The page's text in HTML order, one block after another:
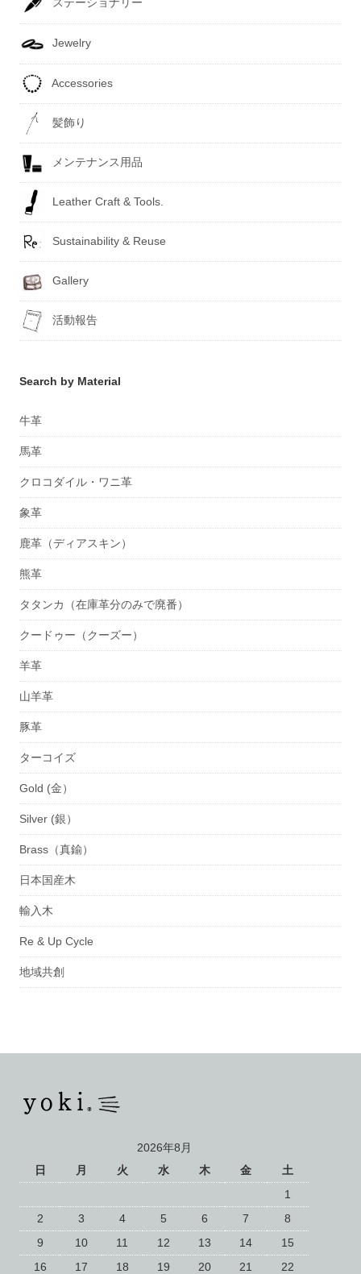
ステーショナリー
Jewelry
Accessories
髪飾り
メンテナンス用品
Leather Craft & Tools.
Sustainability & Reuse
Gallery
活動報告
Search by Material
牛革
馬革
クロコダイル・ワニ革
象革
鹿革（ディアスキン）
熊革
タタンカ（在庫革分のみで廃番）
クードゥー（クーズー）
羊革
山羊革
豚革
ターコイズ
Gold (金）
Silver (銀）
Brass（真鍮）
日本国産木
輸入木
Re & Up Cycle
地域共創
2026年8月
日
月 火 水 木 金
土
1
2
3 4 5 6 7
8
9
10 11 12 13 14
15
16
17 18 19 20 21
22